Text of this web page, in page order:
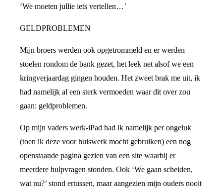
‘We moeten jullie iets vertellen…’
GELDPROBLEMEN
Mijn broers werden ook opgetrommeld en er werden
stoelen rondom de bank gezet, het leek net alsof we een
kringverjaardag gingen houden. Het zweet brak me uit, ik
had namelijk al een sterk vermoeden waar dit over zou
gaan: geldproblemen.
Op mijn vaders werk-iPad had ik namelijk per ongeluk
(toen ik deze voor huiswerk mocht gebruiken) een nog
openstaande pagina gezien van een site waarbij er
meerdere hulpvragen stonden. Ook ‘We gaan scheiden,
wat nu?’ stond ertussen, maar aangezien mijn ouders nooit